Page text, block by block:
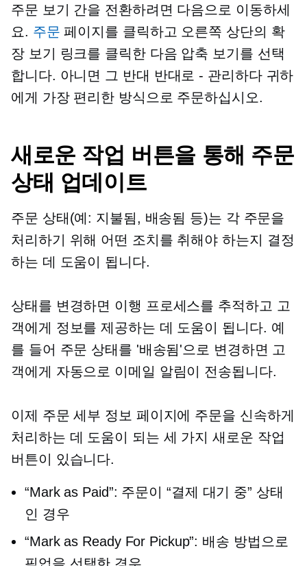
주문 보기 간을 전환하려면 다음으로 이동하세
요. 주문 페이지를 클릭하고 오른쪽 상단의 확
장 보기 링크를 클릭한 다음 압축 보기를 선택
합니다. 아니면 그 반대 반대로 - 관리하다귀하
에게 가장 편리한 방식으로 주문하십시오.
새로운 작업 버튼을 통해 주문
상태 업데이트
주문 상태(예: 지불됨, 배송됨 등)는 각 주문을
처리하기 위해 어떤 조치를 취해야 하는지 결정
하는 데 도움이 됩니다.
상태를 변경하면 이행 프로세스를 추적하고 고
객에게 정보를 제공하는 데 도움이 됩니다. 예
를 들어 주문 상태를 '배송됨'으로 변경하면 고
객에게 자동으로 이메일 알림이 전송됩니다.
이제 주문 세부 정보 페이지에 주문을 신속하게
처리하는 데 도움이 되는 세 가지 새로운 작업
버튼이 있습니다.
“Mark as Paid”: 주문이 “결제 대기 중” 상태
인 경우
“Mark as Ready For Pickup”: 배송 방법으로